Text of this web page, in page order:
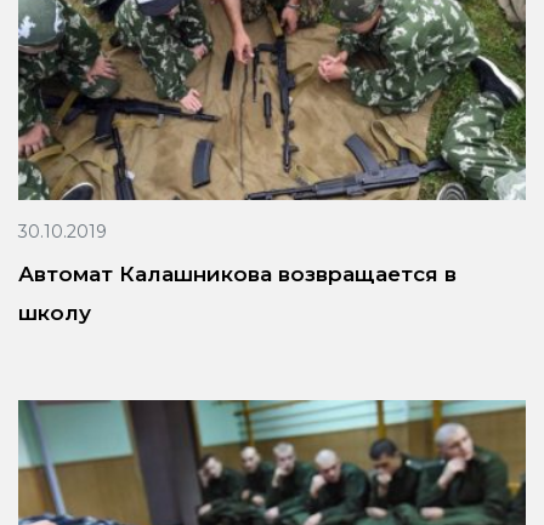
30.10.2019
Автомат Калашникова возвращается в
школу